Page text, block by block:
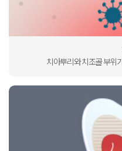
치아뿌리와 치조골 부위